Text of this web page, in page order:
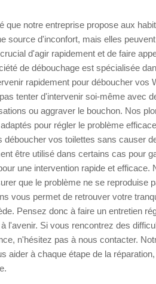
notre entreprise propose aux
source d'inconfort, mais elles
d'agir rapidement et de faire
de débouchage est spécialisée
rapidement pour déboucher vos
tenter d'intervenir soi-même avec
ou aggraver le bouchon. Nos
pour régler le problème
vos toilettes sans causer
être utilisé dans certains cas pour
une intervention rapide et efficace.
que le problème ne se reproduise
vous permet de retrouver votre
Pensez donc à faire un entretien
l'avenir. Si vous rencontrez des
n'hésitez pas à nous contacter.
aider à chaque étape de la